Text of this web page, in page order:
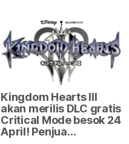
Kingdom Hearts III
akan merilis DLC gratis
Critical Mode besok 24
April! Penjua…